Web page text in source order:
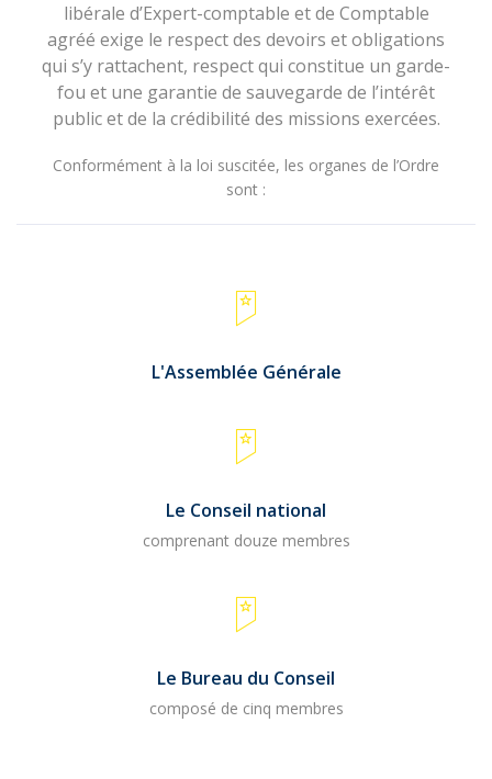
libérale d’Expert-comptable et de Comptable
agréé exige le respect des devoirs et obligations
qui s’y rattachent, respect qui constitue un garde-
fou et une garantie de sauvegarde de l’intérêt
public et de la crédibilité des missions exercées.
Conformément à la loi suscitée, les organes de l’Ordre
sont :
L'Assemblée Générale
Le Conseil national
comprenant douze membres
Le Bureau du Conseil
composé de cinq membres